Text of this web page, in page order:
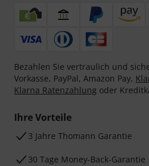
Bezahlen Sie vertraulich und
Vorkasse, PayPal, Amazon Pay,
Klarna Ratenzahlung oder
Ihre Vorteile
3 Jahre Thomann Garantie
30 Tage Money-Back-Garantie